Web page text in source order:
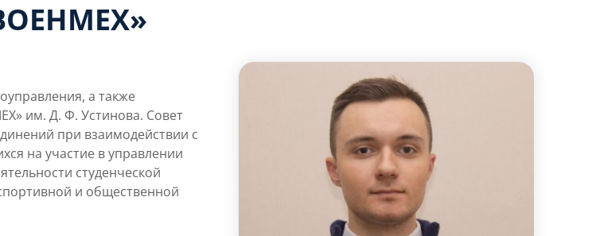
а также
им. Д. Ф. Устинова. Совет
при взаимодействии с
на участие в управлении
студенческой
и общественной